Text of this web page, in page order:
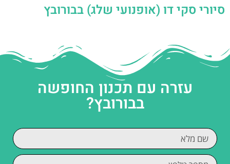
סיורי סקי דו (אופנועי שלג) בבורובץ
עזרה עם תכנון החופשה
בבורובץ?